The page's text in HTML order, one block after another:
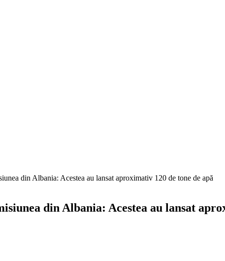
din Albania: Acestea au lansat aproximativ 120 de tone de apă
din Albania: Acestea au lansat